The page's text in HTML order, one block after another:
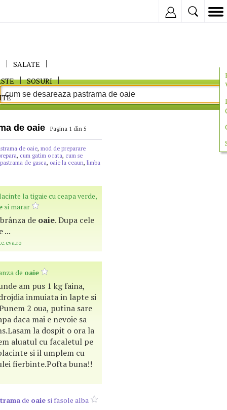
SALATE
SOSURI
de oaie Pagina 1 din 5
de oaie, mod de preparare
, cum gatim o rata, cum se
pastrama de gasca, oaie la ceaun, limba
la tigaie cu ceapa verde,
si marar
de oaie. Dupa cele
...
de oaie
am pus 1 kg faina,
inmuiata in lapte si
2 oua, putina sare
daca mai e nevoie sa
la dospit o ora la
aluatul cu facaletul pe
si il umplem cu
fierbinte.Pofta buna!!
de oaie si fasole alba